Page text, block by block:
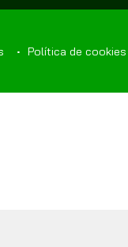
Política de cookies